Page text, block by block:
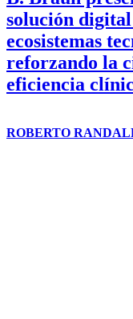
solución
ecosistemas
reforzando la
eficiencia
ROBERTO